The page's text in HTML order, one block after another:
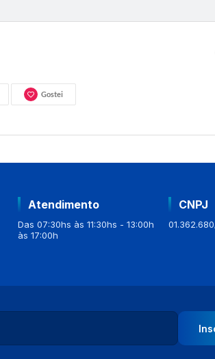
Gostei
Atendimento
Das 07:30hs às 11:30hs - 13:00h
às 17:00h
CNPJ